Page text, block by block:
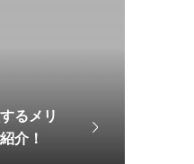
るメリ
介！